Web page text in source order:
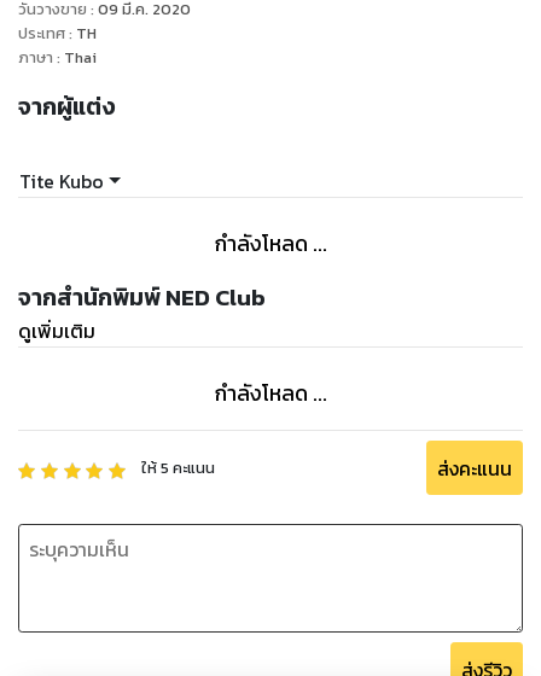
วันวางขาย : 09 มี.ค. 2020
ประเทศ: TH
ภาษา : Thai
จากผู้แต่ง
Tite Kubo
กำลังโหลด ...
จากสำนักพิมพ์ NED Club
ดูเพิ่มเติม
กำลังโหลด ...
ให้5 คะแนน ส่งคะแนน
ส่งรีวิว